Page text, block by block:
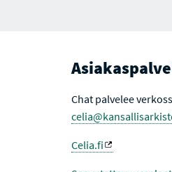
Chat palvelee
Celia.fi